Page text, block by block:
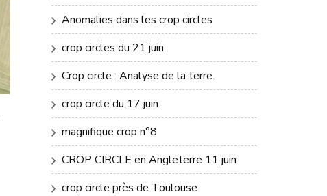
Anomalies dans les crop circles
crop circles du 21 juin
Crop circle : Analyse de la terre.
crop circle du 17 juin
magnifique crop n°8
CROP CIRCLE en Angleterre 11 juin
crop circle près de Toulouse